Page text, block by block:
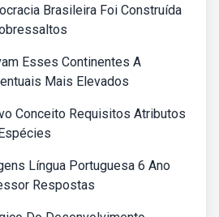
Brasileira Foi Construída
Esses Continentes A
Mais Elevados
Conceito Requisitos Atributos
Língua Portuguesa 6 Ano
Respostas